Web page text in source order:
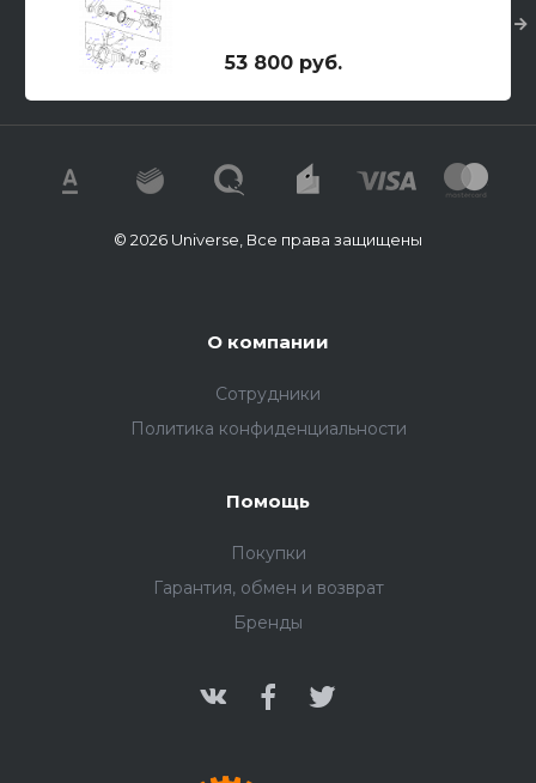
53 800 руб.
© 2026 Universe, Все права защищены
О компании
Сотрудники
Политика конфиденциальности
Помощь
Покупки
Гарантия, обмен и возврат
Бренды